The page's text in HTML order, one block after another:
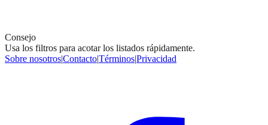
Consejo
Usa los filtros para acotar los listados rápidamente.
Sobre nosotros|Contacto|Términos|Privacidad